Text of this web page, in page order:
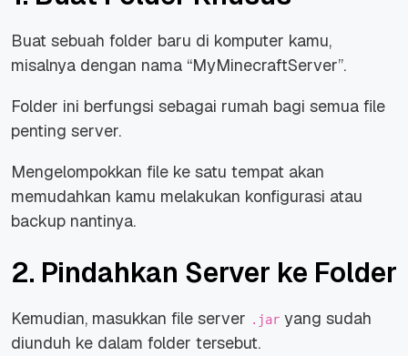
Buat sebuah folder baru di komputer kamu,
misalnya dengan nama “MyMinecraftServer”.
Folder ini berfungsi sebagai rumah bagi semua file
penting server.
Mengelompokkan file ke satu tempat akan
memudahkan kamu melakukan konfigurasi atau
backup nantinya.
2. Pindahkan Server ke Folder
Kemudian, masukkan file server .jar yang sudah
diunduh ke dalam folder tersebut.